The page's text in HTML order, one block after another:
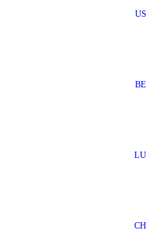
US
BE
LU
CH